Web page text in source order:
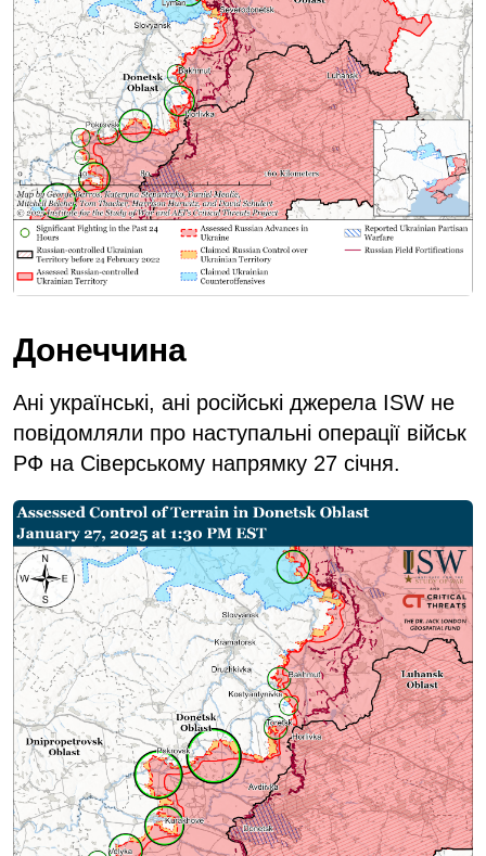
Донеччина
Ані українські, ані російські джерела ISW не
повідомляли про наступальні операції військ
РФ на Сіверському напрямку 27 січня.